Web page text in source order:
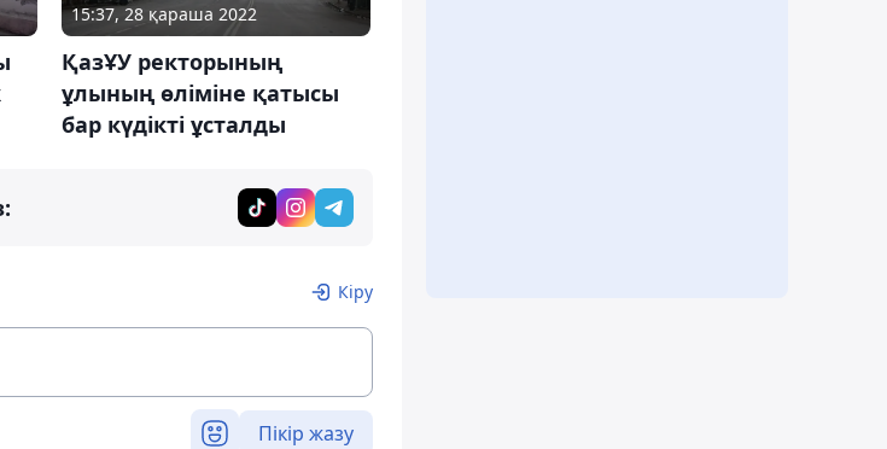
15:37, 28 қараша 2022
ҚазҰУ ректорының
ұлының өліміне қатысы
бар күдікті ұсталды
Кіру
Пікір жазу